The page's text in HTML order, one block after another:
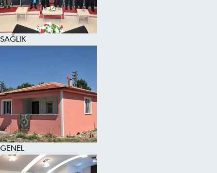
SAĞLIK
GENEL
TEKNOLOJİ